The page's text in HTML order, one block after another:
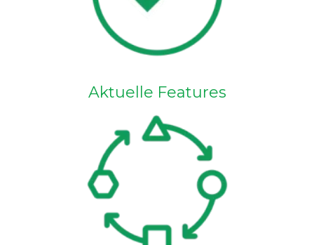
Aktuelle Features